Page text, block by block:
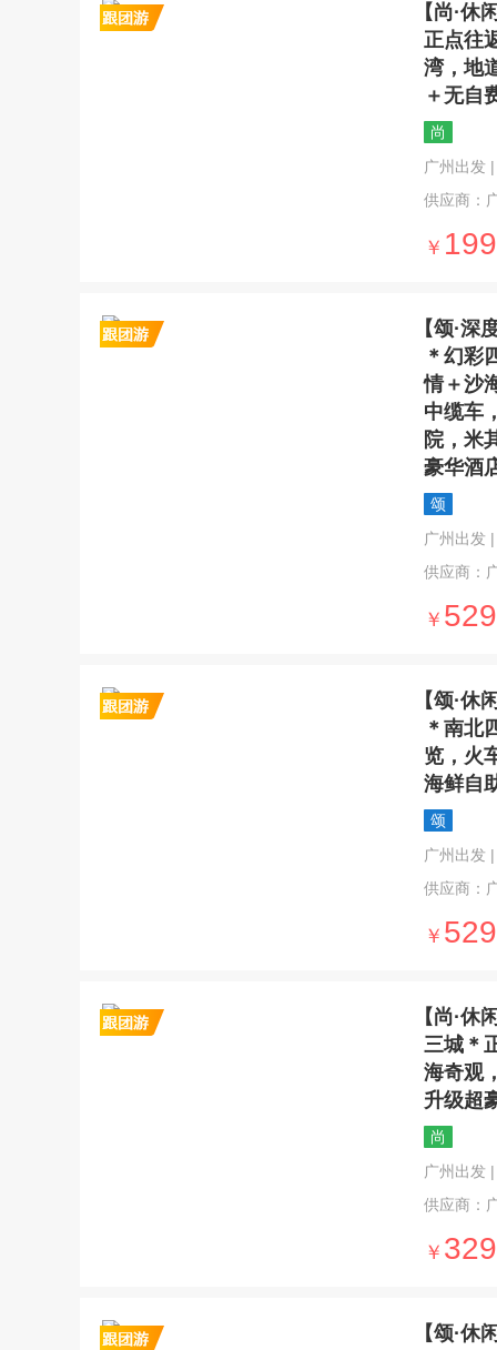
【尚·
正点往
湾，地
＋无自
尚
广州出发
供应商：
￥
【颂·
＊幻彩
情＋沙
中缆车
院，米
豪华酒
颂
广州出发
供应商：
￥
【颂·
＊南北
览，火
海鲜自
颂
广州出发
供应商：
￥
【尚·
三城＊
海奇观
升级超
尚
广州出发
供应商：
￥
【颂·